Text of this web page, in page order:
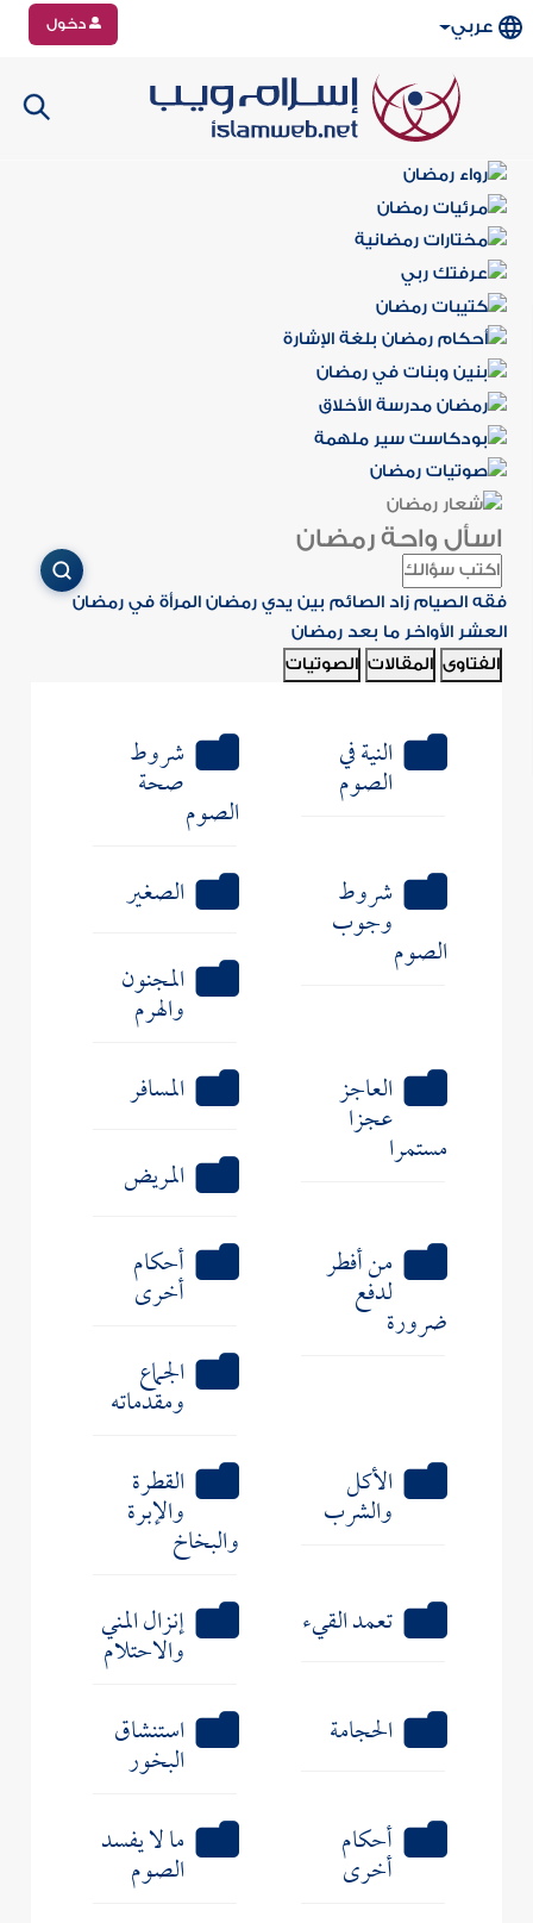
عربي دخول
اسأل واحة رمضان
فقه الصيام زاد الصائم بين يدي رمضان المرأة في رمضان
العشر الأواخر ما بعد رمضان
الفتاوى المقالات الصوتيات
النية في
الصوم
شروط
صحة
الصوم
شروط
وجوب
الصوم
الصغير
المجنون
والهرم
العاجز
عجزا
مستمرا
المسافر
المريض
من أفطر
لدفع
ضرورة
أحكام
أخرى
الجماع
ومقدماته
الأكل
والشرب
القطرة
والإبرة
والبخاخ
تعمد القيء
إنزال المني
والاحتلام
الحجامة
استنشاق
البخور
أحكام
أخرى
ما لا يفسد
الصوم